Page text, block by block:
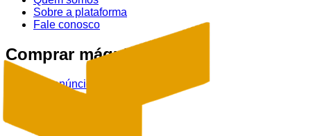
Sobre a plataforma
Fale conosco
Comprar máquinas
Ver anúncios